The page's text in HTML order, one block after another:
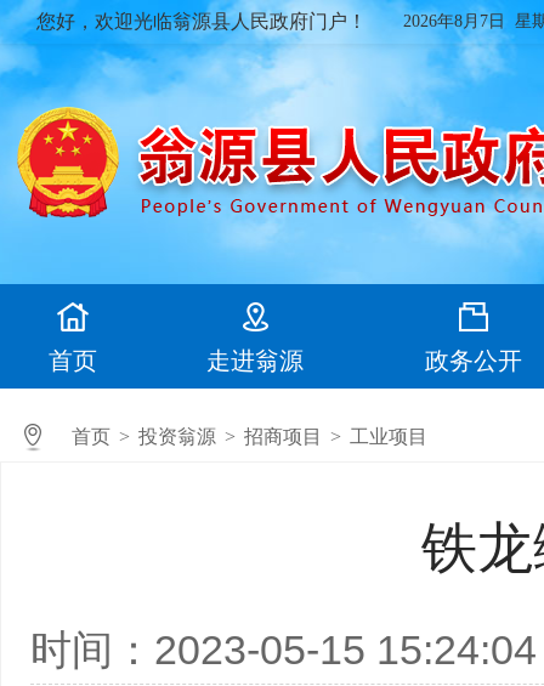
您好，欢迎光临翁源县人民政府门户！ 2026年8月7日 星
首页 走进翁源 政务公开
首页 > 投资翁源 > 招商项目 > 工业项目
铁
时间：2023-05-15 15:24:04